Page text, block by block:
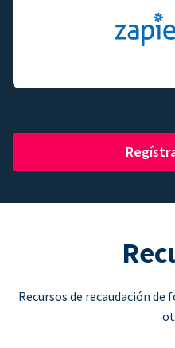
Recursos de recaudación de